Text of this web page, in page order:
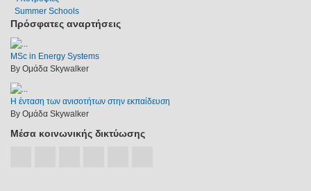
Summer Schools
Πρόσφατες αναρτήσεις
MSc in Energy Systems
By Ομάδα Skywalker
Η ένταση των ανισοτήτων στην εκπαίδευση
By Ομάδα Skywalker
Μέσα κοινωνικής δικτύωσης